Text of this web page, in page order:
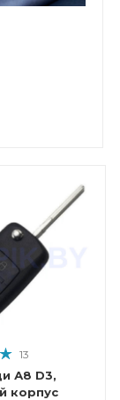
13
А8 D3,
корпус